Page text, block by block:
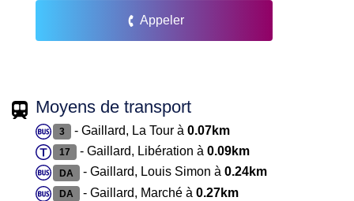
Appeler
Moyens de transport
3 - Gaillard, La Tour à 0.07km
17 - Gaillard, Libération à 0.09km
DA - Gaillard, Louis Simon à 0.24km
DA - Gaillard, Marché à 0.27km